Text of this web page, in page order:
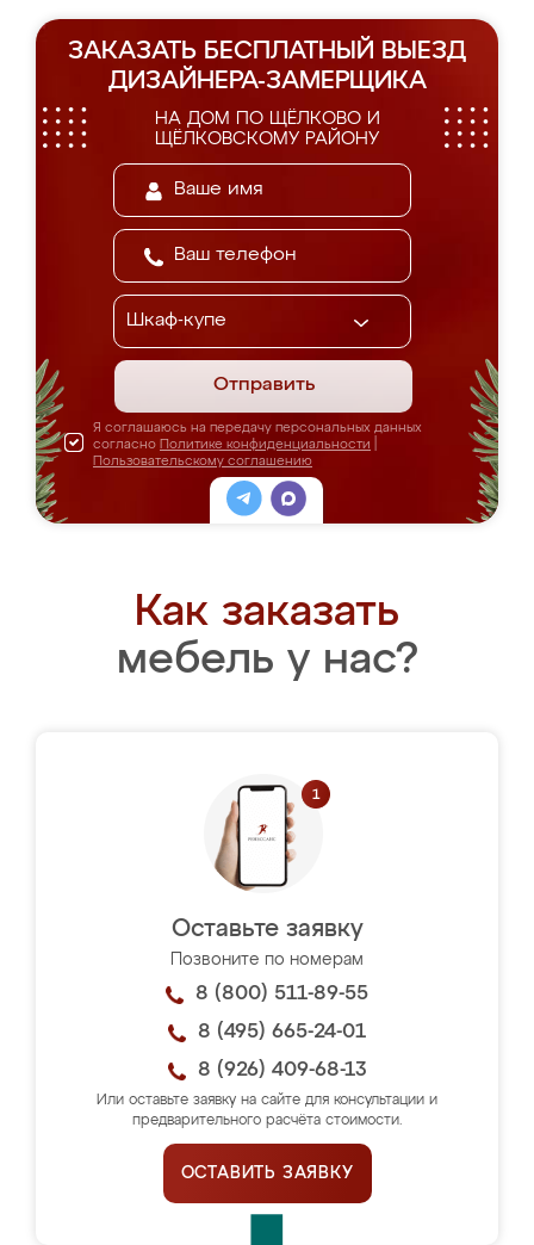
ЗАКАЗАТЬ БЕСПЛАТНЫЙ ВЫЕЗД
ДИЗАЙНЕРА-ЗАМЕРЩИКА
НА ДОМ ПО ЩЁЛКОВО И
ЩЁЛКОВСКОМУ РАЙОНУ
Отправить
Я соглашаюсь на передачу персональных данных
согласно Политике конфиденциальности
Пользовательскому соглашению
Как заказать
мебель у нас?
Оставьте заявку
Позвоните по номерам
8 (800) 511-89-55
8 (495) 665-24-01
8 (926) 409-68-13
Или оставьте заявку на сайте для консультации и
предварительного расчёта стоимости.
ОСТАВИТЬ ЗАЯВКУ